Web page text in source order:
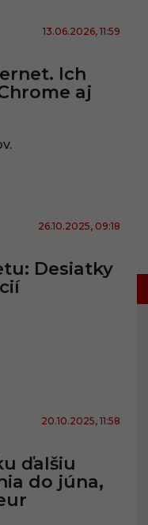
13.06.2026, 11:59
Ich
aj
26.10.2025, 09:18
Desiatky
20.10.2025, 11:58
ďalšiu
do júna,